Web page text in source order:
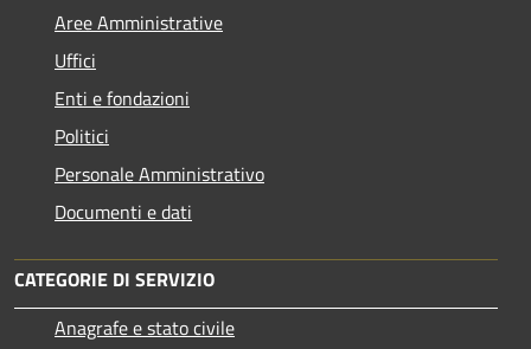
Aree Amministrative
Uffici
Enti e fondazioni
Politici
Personale Amministrativo
Documenti e dati
CATEGORIE DI SERVIZIO
Anagrafe e stato civile